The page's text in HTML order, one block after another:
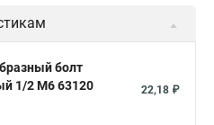
болт
1/2 М6 63120
22,18 ₽